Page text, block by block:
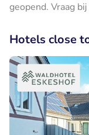
geopend. Vraag
Hotels close